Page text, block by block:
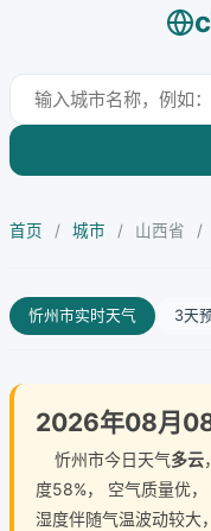
首页 / 城市 / 山西省 /
忻州市实时天气 3天
2026年08月08
忻州市今日天气多云
度58%， 空气质量优
湿度伴随气温波动较大